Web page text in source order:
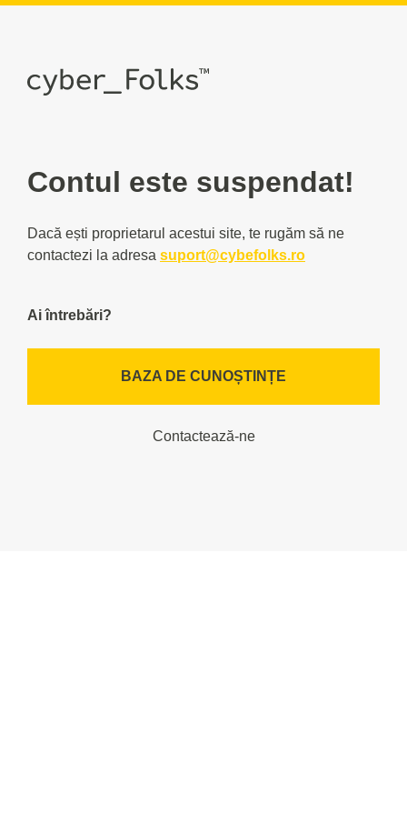
Contul este suspendat!
Dacă ești proprietarul acestui site, te rugăm să ne
contactezi la adresa suport@cybefolks.ro
Ai întrebări?
BAZA DE CUNOȘTINȚE
Contactează-ne